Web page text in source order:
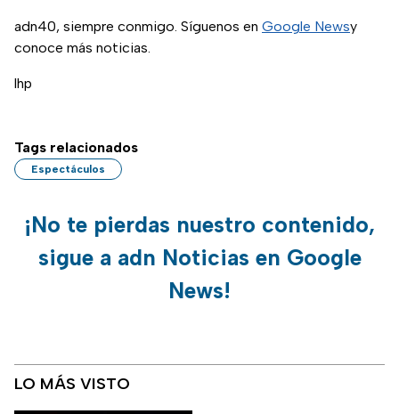
adn40, siempre conmigo. Síguenos en Google Newsy
conoce más noticias.
lhp
Tags relacionados
Espectáculos
¡No te pierdas nuestro contenido,
sigue a adn Noticias en Google
News!
LO MÁS VISTO